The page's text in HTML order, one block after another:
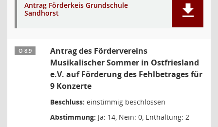
Antrag Förderkeis Grundschule
Sandhorst
Ö 8.9
Antrag des Fördervereins
Musikalischer Sommer in Ostfriesland
e.V. auf Förderung des Fehlbetrages für
9 Konzerte
Beschluss: einstimmig beschlossen
Abstimmung: Ja: 14, Nein: 0, Enthaltung: 2